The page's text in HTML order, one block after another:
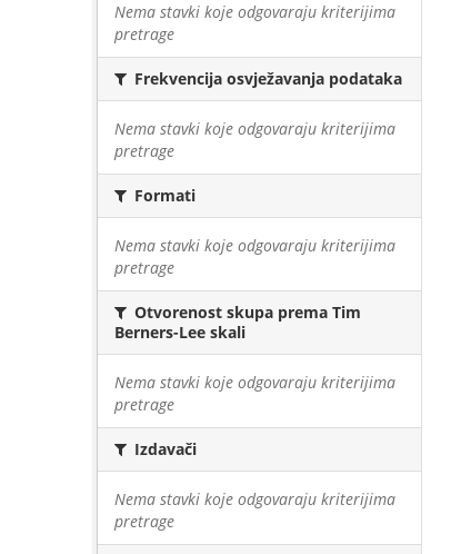
Nema stavki koje odgovaraju kriterijima
pretrage
Frekvencija osvježavanja podataka
Nema stavki koje odgovaraju kriterijima
pretrage
Formati
Nema stavki koje odgovaraju kriterijima
pretrage
Otvorenost skupa prema Tim
Berners-Lee skali
Nema stavki koje odgovaraju kriterijima
pretrage
Izdavači
Nema stavki koje odgovaraju kriterijima
pretrage